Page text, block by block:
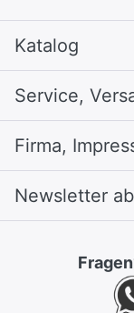
Katalog
Service,
Firma,
Newsletter